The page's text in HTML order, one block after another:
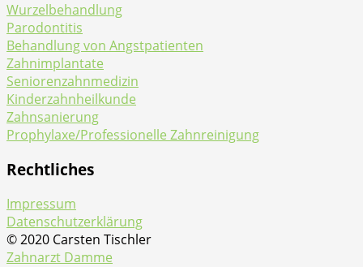
Wurzelbehandlung
Parodontitis
Behandlung von Angstpatienten
Zahnimplantate
Seniorenzahnmedizin
Kinderzahnheilkunde
Zahnsanierung
Prophylaxe/Professionelle Zahnreinigung
Rechtliches
Impressum
Datenschutzerklärung
© 2020 Carsten Tischler
Zahnarzt Damme